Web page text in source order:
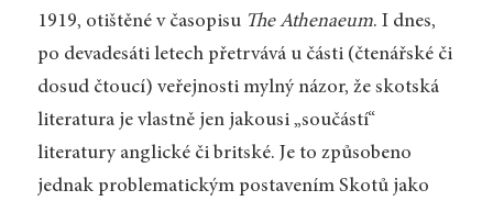
1919, otištěné v časopisu The Athenaeum. I dnes,
po devadesáti letech přetrvává u části (čtenářské či
dosud čtoucí) veřejnosti mylný názor, že skotská
literatura je vlastně jen jakousi „součástí“
literatury anglické či britské. Je to způsobeno
jednak problematickým postavením Skotů jako